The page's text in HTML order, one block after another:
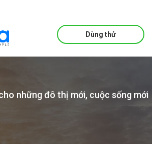
Dùng thử
những đô thị mới, cuộc sống mới